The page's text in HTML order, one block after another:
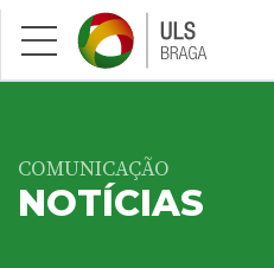
Saltar para conteúdo
COMUNICAÇÃO
NOTÍCIAS